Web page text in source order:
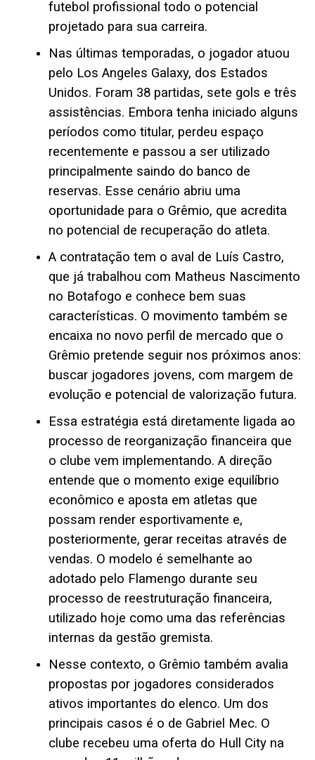
futebol profissional todo o potencial
projetado para sua carreira.
Nas últimas temporadas, o jogador atuou
pelo Los Angeles Galaxy, dos Estados
Unidos. Foram 38 partidas, sete gols e três
assistências. Embora tenha iniciado alguns
períodos como titular, perdeu espaço
recentemente e passou a ser utilizado
principalmente saindo do banco de
reservas. Esse cenário abriu uma
oportunidade para o Grêmio, que acredita
no potencial de recuperação do atleta.
A contratação tem o aval de Luís Castro,
que já trabalhou com Matheus Nascimento
no Botafogo e conhece bem suas
características. O movimento também se
encaixa no novo perfil de mercado que o
Grêmio pretende seguir nos próximos anos:
buscar jogadores jovens, com margem de
evolução e potencial de valorização futura.
Essa estratégia está diretamente ligada ao
processo de reorganização financeira que
o clube vem implementando. A direção
entende que o momento exige equilíbrio
econômico e aposta em atletas que
possam render esportivamente e,
posteriormente, gerar receitas através de
vendas. O modelo é semelhante ao
adotado pelo Flamengo durante seu
processo de reestruturação financeira,
utilizado hoje como uma das referências
internas da gestão gremista.
Nesse contexto, o Grêmio também avalia
propostas por jogadores considerados
ativos importantes do elenco. Um dos
principais casos é o de Gabriel Mec. O
clube recebeu uma oferta do Hull City na